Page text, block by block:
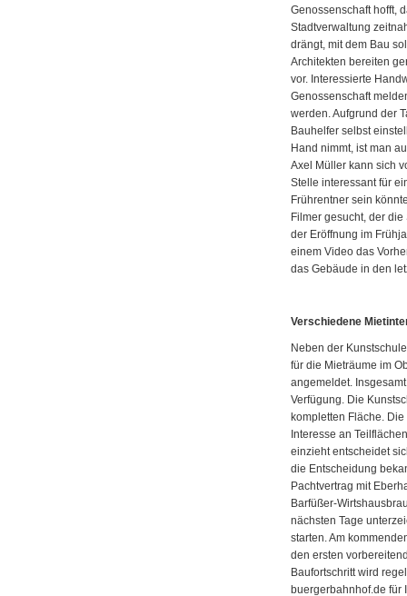
Genossenschaft hofft,
Stadtverwaltung
drängt, mit dem Bau
Architekten bereiten
vor. Interessierte
Genossenschaft
werden. Aufgrund der
Bauhelfer selbst
Hand nimmt, ist man
Axel Müller kann sich
Stelle interessant für
Frührentner sein
Filmer gesucht, der
der Eröffnung im
einem Video das
das Gebäude in den
Verschiedene
Neben der
für die Mieträume im
angemeldet.
Verfügung. Die
kompletten Fläche.
Interesse an
einzieht entscheidet
die Entscheidung
Pachtvertrag mit
Barfüßer-
nächsten Tage
starten. Am
den ersten
Baufortschritt wird
buergerbahnhof.de für